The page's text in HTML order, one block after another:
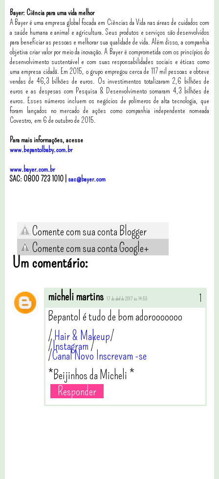
Bayer: Ciência para uma vida melhor
A Bayer é uma empresa global focada em Ciências da Vida nas áreas de cuidados com
a saúde humana e animal e agricultura. Seus produtos e serviços são desenvolvidos
para beneficiar as pessoas e melhorar sua qualidade de vida. Além disso, a companhia
objetiva criar valor por meio da inovação. A Bayer é comprometida com os princípios do
desenvolvimento sustentável e com suas responsabilidades sociais e éticas como
uma empresa cidadã. Em 2015, o grupo empregou cerca de 117 mil pessoas e obteve
vendas de 46,3 bilhões de euros. Os investimentos totalizaram 2,6 bilhões de
euros e as despesas com Pesquisa & Desenvolvimento somaram 4,3 bilhões de
euros. Esses números incluem os negócios de polímeros de alta tecnologia, que
foram lançados no mercado de ações como companhia independente nomeada
Covestro, em 6 de outubro de 2015.
Para mais informações, acesse
www.bepantolbaby.com.br
www.bayer.com.br
SAC: 0800 723 1010 | sac@bayer.com
Comente com sua conta Blogger
Comente com sua conta Google+
Um comentário:
micheli martins 17 de abril de 2017 às 14:53
Bepantol é tudo de bom adorooooooo
/Hair & Makeup/
/Instagram /
/Canal Novo Inscrevam -se
*Beijinhos da Micheli *
Responder